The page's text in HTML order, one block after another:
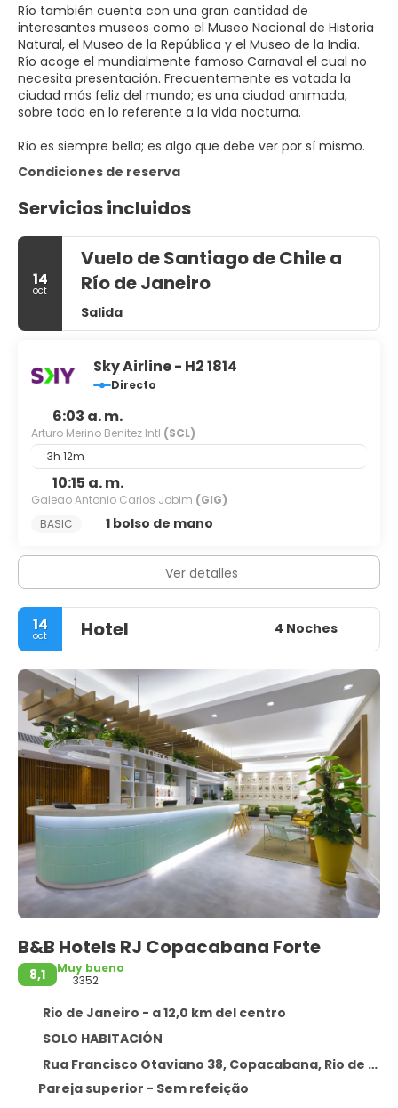
Río también cuenta con una gran cantidad de
interesantes museos como el Museo Nacional de Historia
Natural, el Museo de la República y el Museo de la India.
Río acoge el mundialmente famoso Carnaval el cual no
necesita presentación. Frecuentemente es votada la
ciudad más feliz del mundo; es una ciudad animada,
sobre todo en lo referente a la vida nocturna.
Río es siempre bella; es algo que debe ver por sí mismo.
Condiciones de reserva
Servicios incluidos
14
oct
Vuelo de Santiago de Chile a
Río de Janeiro
Salida
Sky Airline - H2 1814
Directo
6:03 a. m.
Arturo Merino Benitez Intl (SCL)
3h 12m
10:15 a. m.
Galeao Antonio Carlos Jobim (GIG)
BASIC
1 bolso de mano
Ver detalles
14
oct Hotel 4 Noches
B&B Hotels RJ Copacabana Forte
8,1
Muy bueno
3352
Rio de Janeiro - a 12,0 km del centro
SOLO HABITACIÓN
Rua Francisco Otaviano 38, Copacabana, Rio de Janeiro 22080-040
Pareja superior - Sem refeição